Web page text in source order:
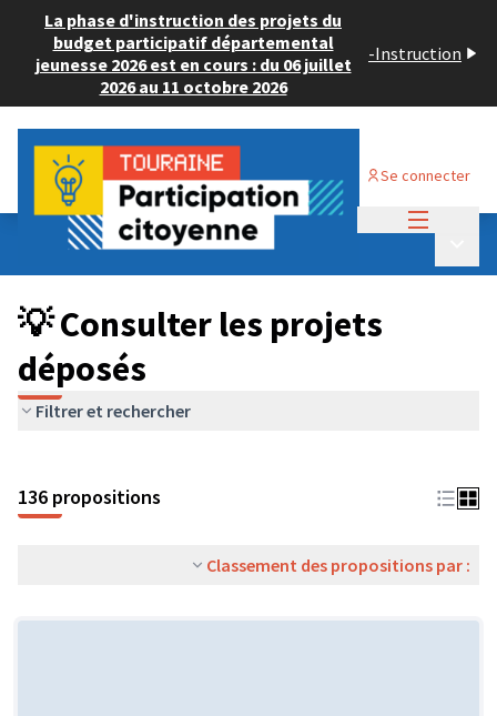
La phase d'instruction des projets du
budget participatif départemental
jeunesse 2026 est en cours : du 06 juillet
2026 au 11 octobre 2026
-Instruction
Se connecter
Budget Participatif JEUNESSE 2024
💡 Consulter les projets déposés
💡 Consulter les projets
déposés
Filtrer et rechercher
136 propositions
Classement des propositions par :